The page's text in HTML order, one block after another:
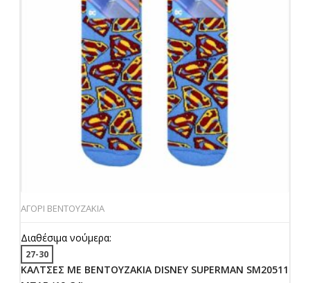
ΑΓΟΡΙ ΒΕΝΤΟΥΖΑΚΙΑ
Διαθέσιμα νούμερα:
27-30
ΚΑΛΤΣΕΣ ΜΕ ΒΕΝΤΟΥΖΑΚΙΑ DISNEY SUPERMAN SM20511